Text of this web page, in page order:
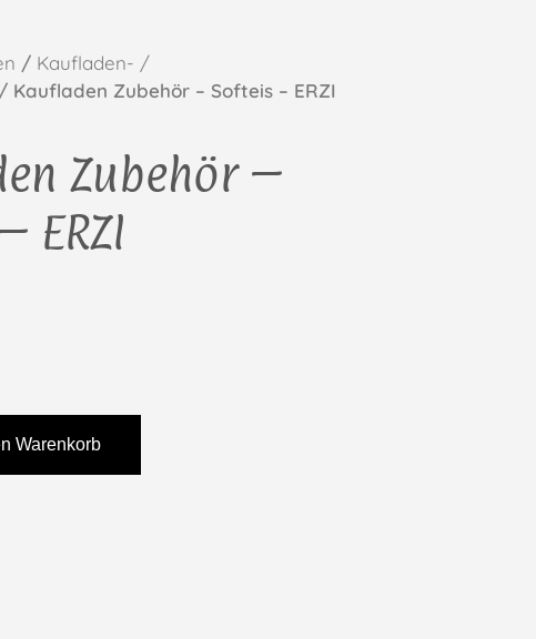
/ Kaufladen- /
/ Kaufladen Zubehör – Softeis – ERZI
Zubehör –
ERZI
Warenkorb